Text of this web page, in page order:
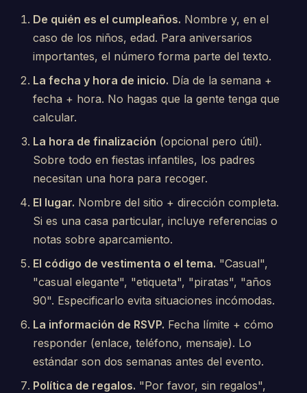
De quién es el cumpleaños. Nombre y, en el
caso de los niños, edad. Para aniversarios
importantes, el número forma parte del texto.
La fecha y hora de inicio. Día de la semana +
fecha + hora. No hagas que la gente tenga que
calcular.
La hora de finalización (opcional pero útil).
Sobre todo en fiestas infantiles, los padres
necesitan una hora para recoger.
El lugar. Nombre del sitio + dirección completa.
Si es una casa particular, incluye referencias o
notas sobre aparcamiento.
El código de vestimenta o el tema. "Casual",
"casual elegante", "etiqueta", "piratas", "años
90". Especificarlo evita situaciones incómodas.
La información de RSVP. Fecha límite + cómo
responder (enlace, teléfono, mensaje). Lo
estándar son dos semanas antes del evento.
Política de regalos. "Por favor, sin regalos",